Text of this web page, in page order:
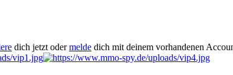
dich jetzt odermelde dich mit deinem vorhandenen